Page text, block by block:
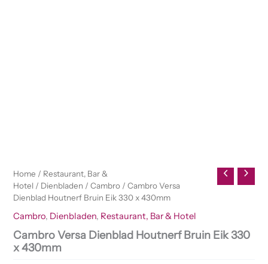
Home / Restaurant, Bar &
Hotel / Dienbladen /Cambro / Cambro Versa
Dienblad Houtnerf Bruin Eik 330 x 430mm
Cambro, Dienbladen, Restaurant, Bar & Hotel
Cambro Versa Dienblad Houtnerf Bruin Eik 330
x 430mm